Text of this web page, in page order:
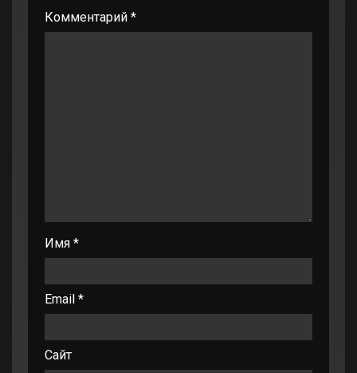
Комментарий *
Имя *
Email *
Сайт